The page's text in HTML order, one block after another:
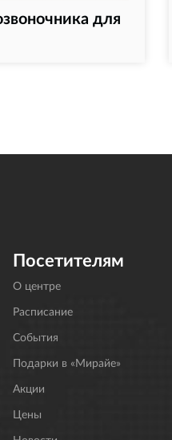
для
Посетителям
О центре
Расписание
События
Подарки в «Мирайе»
Акции
Цены